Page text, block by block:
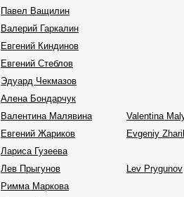
Павел Ващилин
Валерий Гаркалин
Евгений Киндинов
Евгений Стеблов
Эдуард Чекмазов
Алена Бондарчук
Валентина Малявина
Valentina
Евгений Жариков
Evgeniy
Лариса Гузеева
Лев Прыгунов
Lev Prygunov
Римма Маркова